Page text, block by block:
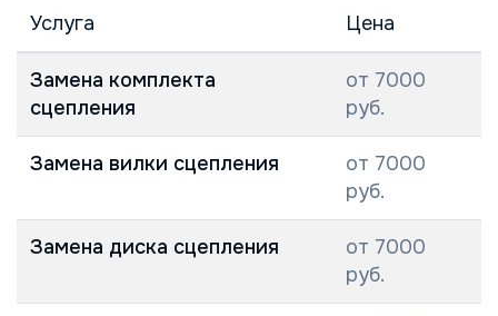
Услуга Цена
Замена комплекта
сцепления
от 7000
руб.
Замена вилки сцепления
от 7000
руб.
Замена диска сцепления
от 7000
руб.